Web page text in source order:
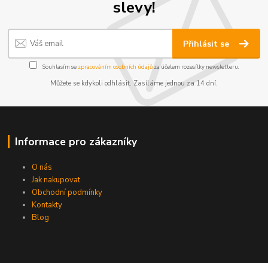
slevy!
Přihlásit se
Souhlasím se zpracováním osobních údajůza účelem rozesílky newsletteru.
Můžete se kdykoli odhlásit. Zasíláme jednou za 14 dní.
Informace pro zákazníky
O nás
Jak nakupovat
Obchodní podmínky
Kontakty
Blog